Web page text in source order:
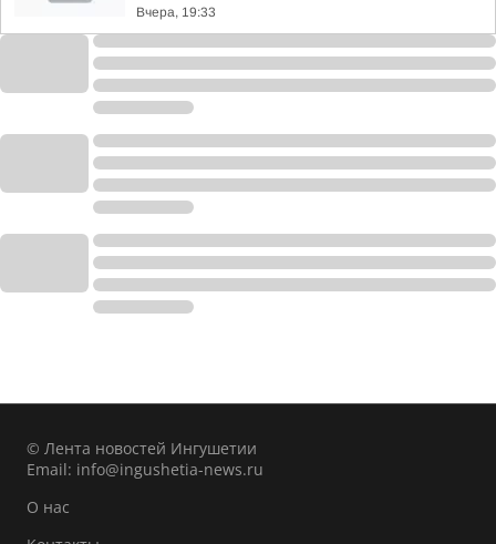
Вчера, 19:33
© Лента новостей Ингушетии
Email: info@ingushetia-news.ru
О нас